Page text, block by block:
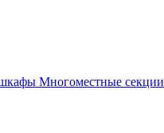
Многоместные секции